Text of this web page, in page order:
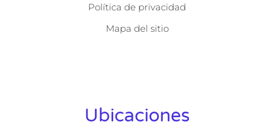
Política de privacidad
Mapa del sitio
Ubicaciones